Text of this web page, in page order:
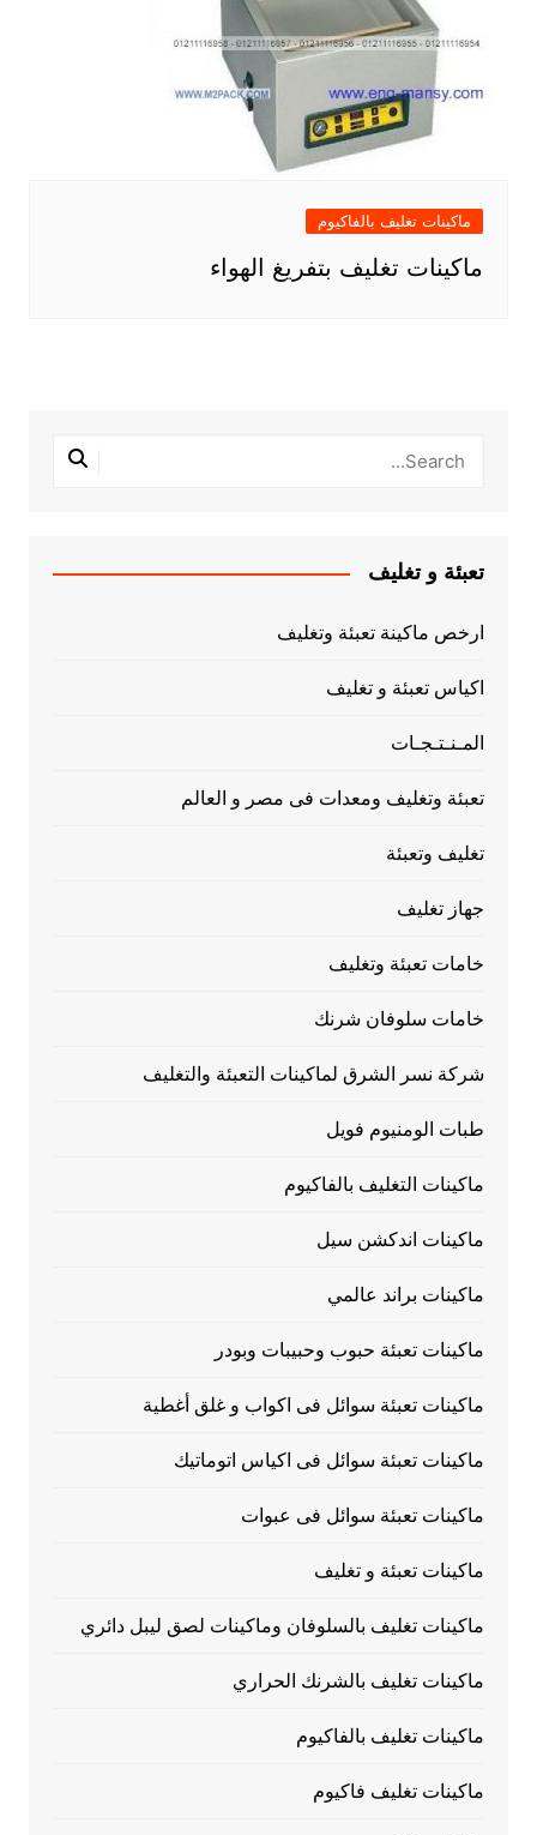
ماكينات تغليف بالفاكيوم
ماكينات تغليف بتفريغ الهواء
تعبئة و تغليف
ارخص ماكينة تعبئة وتغليف
اكياس تعبئة و تغليف
المـنـتـجـات
تعبئة وتغليف ومعدات فى مصر و العالم
تغليف وتعبئة
جهاز تغليف
خامات تعبئة وتغليف
خامات سلوفان شرنك
شركة نسر الشرق لماكينات التعبئة والتغليف
طبات الومنيوم فويل
ماكينات التغليف بالفاكيوم
ماكينات اندكشن سيل
ماكينات براند عالمي
ماكينات تعبئة حبوب وحبيبات وبودر
ماكينات تعبئة سوائل فى اكواب و غلق أغطية
ماكينات تعبئة سوائل فى اكياس اتوماتيك
ماكينات تعبئة سوائل فى عبوات
ماكينات تعبئة و تغليف
ماكينات تغليف بالسلوفان وماكينات لصق ليبل دائري
ماكينات تغليف بالشرنك الحراري
ماكينات تغليف بالفاكيوم
ماكينات تغليف فاكيوم